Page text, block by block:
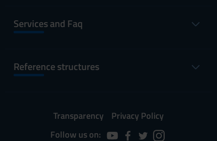
Services and Faq
Reference structures
Transparency
Privacy Policy
Follow us on: